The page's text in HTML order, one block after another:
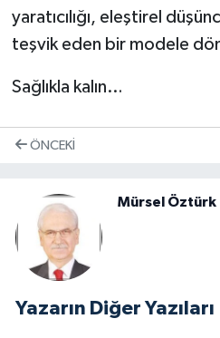
yaratıcılığı, eleştirel
teşvik eden bir modele
Sağlıkla kalın…
ÖNCEKI
Mürsel Öztürk
Yazarın Diğer Yazıları